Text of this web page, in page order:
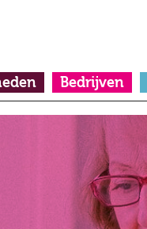
Bedrijven